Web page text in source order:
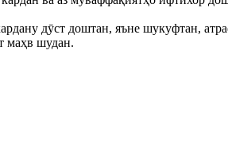
дӯст доштан, яъне шукуфтан,
маҳв шудан.